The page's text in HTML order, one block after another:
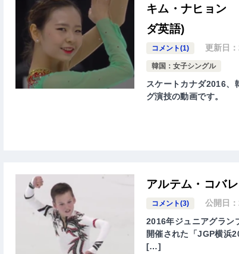
キム・ナヒョン
ダ英語)
コメント(1) 更新日：
韓国：女子シングル
スケートカナダ2016
グ演技の動画です。
アルテム・コバ
コメント(3) 公開日：
2016年ジュニアグラン
開催された「JGP横
[…]